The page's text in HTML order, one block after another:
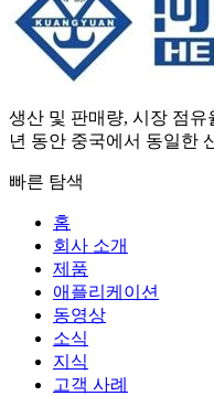
생산 및 판매량, 시장 점
년 동안 중국에서 동일한
빠른 탐색
홈
회사 소개
제품
애플리케이션
동영상
소식
지식
고객 사례